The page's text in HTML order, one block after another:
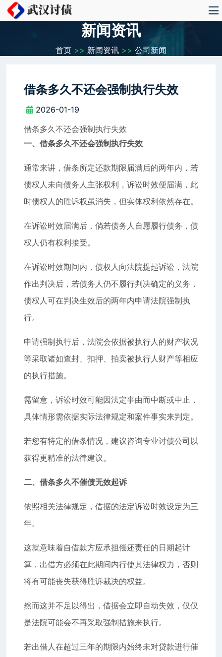
新闻资讯
首页 >> 新闻资讯 >> 公司新闻
借条多久不还会强制执行失效
2026-01-19
借条多久不还会强制执行失效
一、借条多久不还会强制执行失效
通常来讲，借条所定还款期限届满后的两年内，若
债权人未向债务人主张权利，诉讼时效便届满，此
时债权人的胜诉权虽消失，但实体权利依然存在。
在诉讼时效届满后，倘若债务人自愿履行债务，债
权人仍有权利接受。
在诉讼时效期间内，债权人向法院提起诉讼，法院
作出判决后，若债务人仍不履行判决确定的义务，
债权人可在判决生效后的两年内申请法院强制执
行。
申请强制执行后，法院会依据被执行人的财产状况
等采取诸如查封、扣押、拍卖被执行人财产等相应
的执行措施。
需留意，诉讼时效可能因法定事由而中断或中止，
具体情形需依据实际法律规定和案件事实来判定。
若您有特定的借条情况，建议咨询专业讨债公司以
获得更精准的法律建议。
二、借条多久不催债无效起诉
依照相关法律规定，借据的法定诉讼时效设定为三
年。
这就意味着自借款方应承担偿还责任的日期起计
算，出借方必须在此期间内行使其法律权力，否则
将有可能丧失获得胜诉裁决的权益。
然而这并不足以得出，借据会立即自动失效，仅仅
是法院可能会不再采取强制措施来执行。
若出借人在超过三年的期限内始终未对贷款进行催